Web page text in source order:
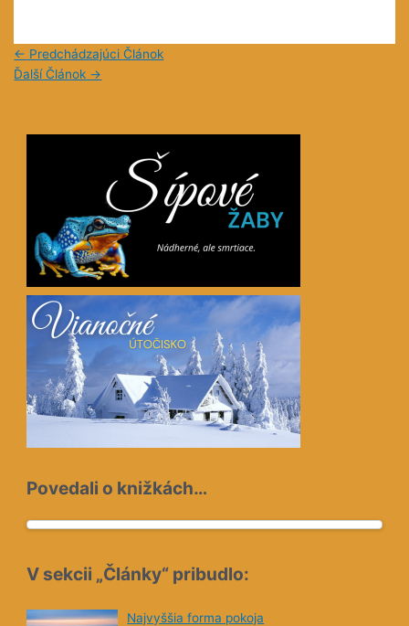
← Predchádzajúci Článok
Ďalší Článok →
Povedali o knižkách…
V sekcii „Články“ pribudlo:
Najvyššia forma pokoja